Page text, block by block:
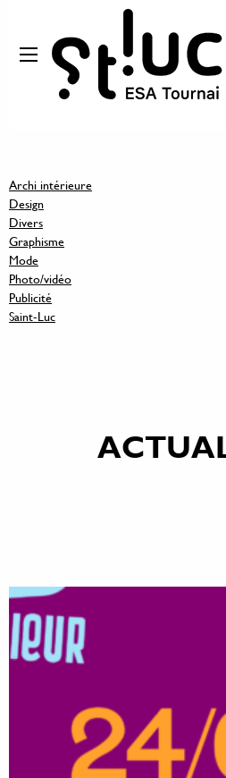
Archi intérieure
Design
Divers
Graphisme
Mode
Photo/vidéo
Publicité
Saint-Luc